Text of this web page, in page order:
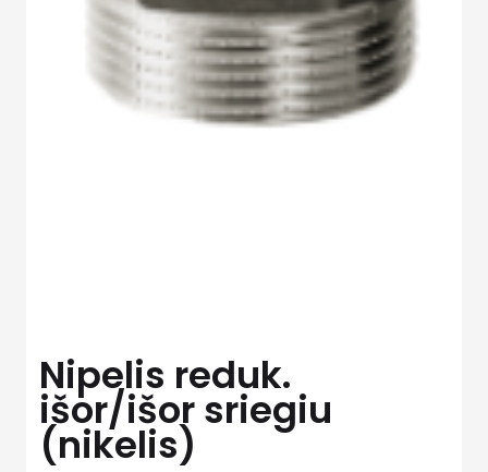
Nipelis reduk.
išor/išor sriegiu
(nikelis)